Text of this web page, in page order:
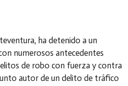
ha detenido a un
numerosos antecedentes
de robo con fuerza y contra
autor de un delito de tráfico